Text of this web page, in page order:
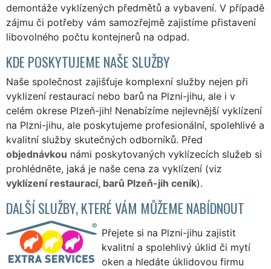
demontáže vyklízených předmětů a vybavení. V případě
zájmu či potřeby vám samozřejmě zajistíme přistavení
libovolného počtu kontejnerů na odpad.
KDE POSKYTUJEME NAŠE SLUŽBY
Naše společnost zajišťuje komplexní služby nejen při
vyklizení restaurací nebo barů na Plzni-jihu, ale i v
celém okrese Plzeň-jih! Nenabízíme nejlevnější vyklízení
na Plzni-jihu, ale poskytujeme profesionální, spolehlivé a
kvalitní služby skutečných odborníků. Před
objednávkou námi poskytovaných vyklízecích služeb si
prohlédněte, jaká je naše cena za vyklízení (viz
vyklízení restaurací, barů Plzeň-jih ceník).
DALŠÍ SLUŽBY, KTERÉ VÁM MŮŽEME NABÍDNOUT
Přejete si na Plzni-jihu zajistit
kvalitní a spolehlivý úklid či mytí
oken a hledáte úklidovou firmu